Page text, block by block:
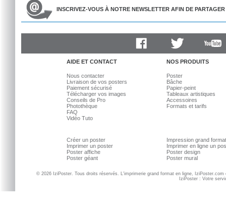
INSCRIVEZ-VOUS À NOTRE NEWSLETTER AFIN DE
Facebook Twitter
Youtube
AIDE ET CONTACT
Nous contacter
Livraison de vos posters
Paiement sécurisé
Télécharger vos images
Conseils de Pro
Photothèque
FAQ
Vidéo Tuto
NOS PRODUITS
Poster
Bâche
Papier-peint
Tableaux artistiques
Accessoires
Formats et tarifs
Créer un poster
Imprimer un poster
Poster affiche
Poster géant
Impression grand format
Imprimer en ligne un
Poster design
Poster mural
© 2026 IziPoster. Tous droits réservés. L'imprimerie grand format en ligne,
IziPoster : Votre